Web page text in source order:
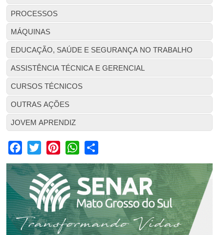
PROCESSOS
MÁQUINAS
EDUCAÇÃO, SAÚDE E SEGURANÇA NO TRABALHO
ASSISTÊNCIA TÉCNICA E GERENCIAL
CURSOS TÉCNICOS
OUTRAS AÇÕES
JOVEM APRENDIZ
Facebook
Twitter PinterestWhatsApp